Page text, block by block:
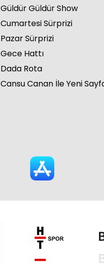
Güldür Güldür Show
Cumartesi Sürprizi
Pazar Sürprizi
Gece Hattı
Dada Rota
Cansu Canan İle Yeni